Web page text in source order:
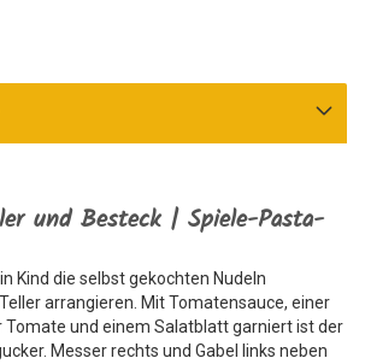
und Besteck | Spiele-Pasta-
Kind die selbst gekochten Nudeln
arrangieren. Mit Tomatensauce, einer
Tomate und einem Salatblatt garniert ist der
Messer rechts und Gabel links neben